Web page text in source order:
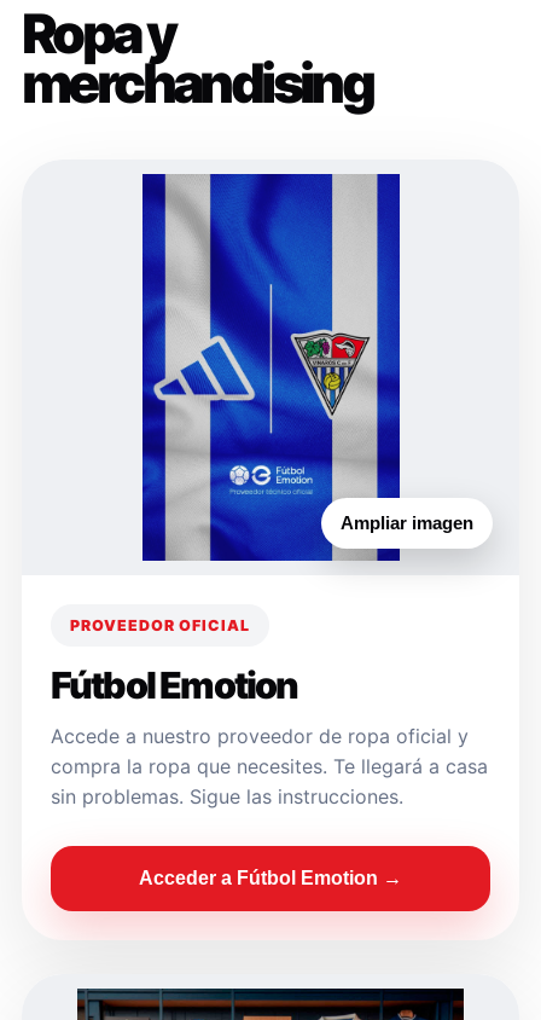
Ropa y
merchandising
Ampliar imagen
PROVEEDOR OFICIAL
Fútbol Emotion
Accede a nuestro proveedor de ropa oficial y
compra la ropa que necesites. Te llegará a casa
sin problemas. Sigue las instrucciones.
Acceder a Fútbol Emotion →